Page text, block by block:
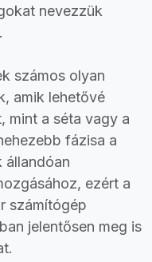
nevezzük
számos olyan
amik lehetővé
mint a séta vagy a
fázisa a
állandóan
ezért a
számítógép
jelentősen meg is